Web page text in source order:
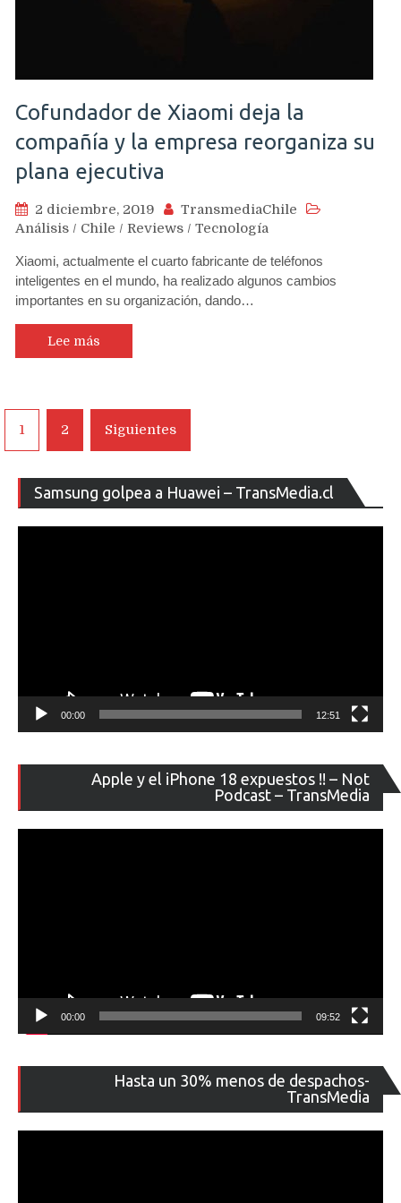
Cofundador de Xiaomi deja la
compañía y la empresa reorganiza su
plana ejecutiva
2 diciembre, 2019
TransmediaChile
Análisis / Chile / Reviews / Tecnología
Xiaomi, actualmente el cuarto fabricante de teléfonos
inteligentes en el mundo, ha realizado algunos cambios
importantes en su organización, dando…
Lee más
Navegación
de
entradas
1 2 Siguientes
Samsung golpea a Huawei – TransMedia.cl
de
00:00 12:51
Apple y el iPhone 18 expuestos !! – Not
Podcast – TransMedia
de
00:00 09:52
Hasta un 30% menos de despachos-
TransMedia
de